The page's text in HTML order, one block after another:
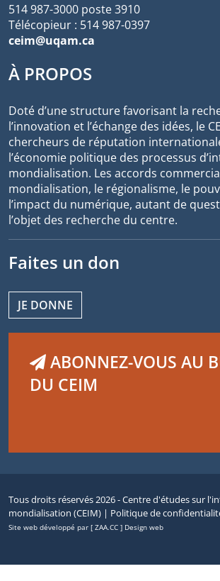
514 987-3000 poste 3910
Télécopieur : 514 987-0397
ceim@uqam.ca
À PROPOS
Doté d’une structure favorisant la
l’innovation et l’échange des idées, le
chercheurs de réputation
l’économie politique des processus
mondialisation. Les accords
mondialisation, le régionalisme, le
l’impact du numérique, autant de
l’objet des recherche du centre.
Faites un don
JE DONNE
ABONNEZ-VOUS AU
DU CEIM
Tous droits réservés 2026 - Centre d'études sur
mondialisation (CEIM) | Politique de
Site web développé par [ ZAA.CC ] Design web